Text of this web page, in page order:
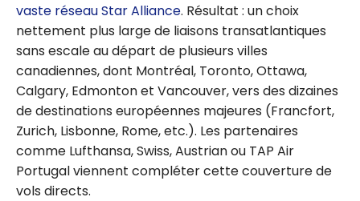
vaste réseauStar Alliance. Résultat : un choix
nettement plus large de liaisons transatlantiques
sans escale au départ de plusieurs villes
canadiennes, dont Montréal, Toronto, Ottawa,
Calgary, Edmonton et Vancouver, vers des dizaines
de destinations européennes majeures (Francfort,
Zurich, Lisbonne, Rome, etc.). Les partenaires
comme Lufthansa, Swiss, Austrian ou TAP Air
Portugal viennent compléter cette couverture de
vols directs.